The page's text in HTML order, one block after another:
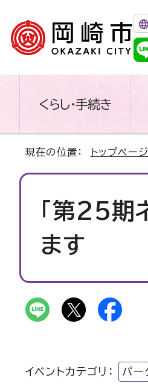
くらし・手続き
現在の位置： トップページ
「第25期
ます
イベントカテゴリ： パー